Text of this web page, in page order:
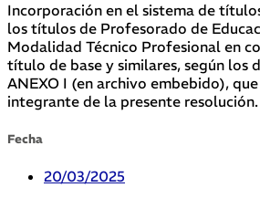
Incorporación en el sistema de
los títulos de Profesorado de
Modalidad Técnico Profesional en
título de base y similares, según los
ANEXO I (en archivo embebido),
integrante de la presente resolución.
Fecha
20/03/2025